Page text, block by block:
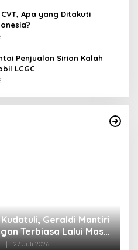
Apa yang Ditakuti
Penjualan Sirion Kalah
LCGC
Geraldi Mantiri
Terbiasa Lalui Masa
27 Juli 2026